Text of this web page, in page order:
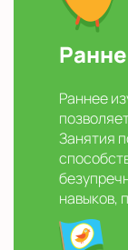
Раннее
Занятия
навыков,